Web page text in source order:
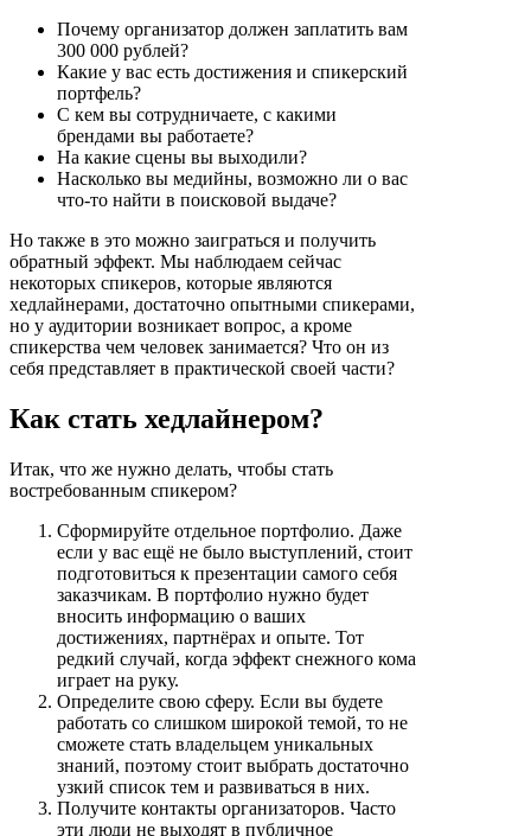
Почему организатор должен заплатить вам
300 000 рублей?
Какие у вас есть достижения и спикерский
портфель?
С кем вы сотрудничаете, с какими
брендами вы работаете?
На какие сцены вы выходили?
Насколько вы медийны, возможно ли о вас
что-то найти в поисковой выдаче?
Но также в это можно заиграться и получить
обратный эффект. Мы наблюдаем сейчас
некоторых спикеров, которые являются
хедлайнерами, достаточно опытными спикерами,
но у аудитории возникает вопрос, а кроме
спикерства чем человек занимается? Что он из
себя представляет в практической своей части?
Как стать хедлайнером?
Итак, что же нужно делать, чтобы стать
востребованным спикером?
Сформируйте отдельное портфолио. Даже
если у вас ещё не было выступлений, стоит
подготовиться к презентации самого себя
заказчикам. В портфолио нужно будет
вносить информацию о ваших
достижениях, партнёрах и опыте. Тот
редкий случай, когда эффект снежного кома
играет на руку.
Определите свою сферу. Если вы будете
работать со слишком широкой темой, то не
сможете стать владельцем уникальных
знаний, поэтому стоит выбрать достаточно
узкий список тем и развиваться в них.
Получите контакты организаторов. Часто
эти люди не выходят в публичное